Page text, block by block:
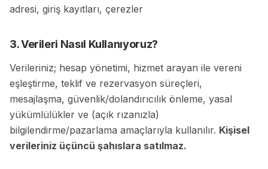
adresi, giriş kayıtları, çerezler
3. Verileri Nasıl Kullanıyoruz?
Verileriniz; hesap yönetimi, hizmet arayan ile vereni
eşleştirme, teklif ve rezervasyon süreçleri,
mesajlaşma, güvenlik/dolandırıcılık önleme, yasal
yükümlülükler ve (açık rızanızla)
bilgilendirme/pazarlama amaçlarıyla kullanılır. Kişisel
verileriniz üçüncü şahıslara satılmaz.